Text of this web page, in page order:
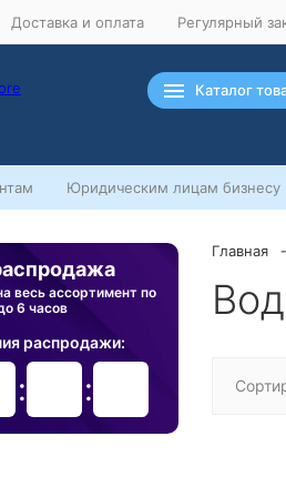
Доставка и оплата Регулярный
Каталог
Юридическим лицам
Главная
весь ассортимент по
6 часов
распродажи: